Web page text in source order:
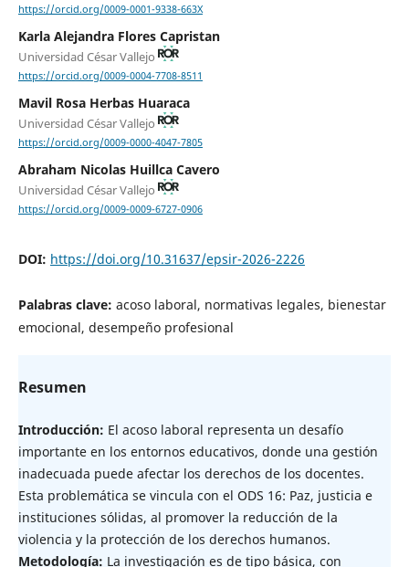
https://orcid.org/0009-0001-9338-663X
Karla Alejandra Flores Capristan
Universidad César Vallejo
https://orcid.org/0009-0004-7708-8511
Mavil Rosa Herbas Huaraca
Universidad César Vallejo
https://orcid.org/0009-0000-4047-7805
Abraham Nicolas Huillca Cavero
Universidad César Vallejo
https://orcid.org/0009-0009-6727-0906
DOI: https://doi.org/10.31637/epsir-2026-2226
Palabras clave: acoso laboral, normativas legales, bienestar
emocional, desempeño profesional
Resumen
Introducción: El acoso laboral representa un desafío
importante en los entornos educativos, donde una gestión
inadecuada puede afectar los derechos de los docentes.
Esta problemática se vincula con el ODS 16: Paz, justicia e
instituciones sólidas, al promover la reducción de la
violencia y la protección de los derechos humanos.
Metodología: La investigación es de tipo básica, con